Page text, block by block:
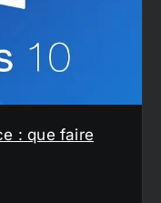
: que faire